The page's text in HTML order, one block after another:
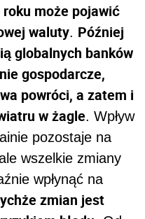
może pojawić
waluty. Później
globalnych banków
gospodarcze,
powróci, a zatem i
w żagle. Wpływ
pozostaje na
wszelkie zmiany
wpłynąć na
zmian jest